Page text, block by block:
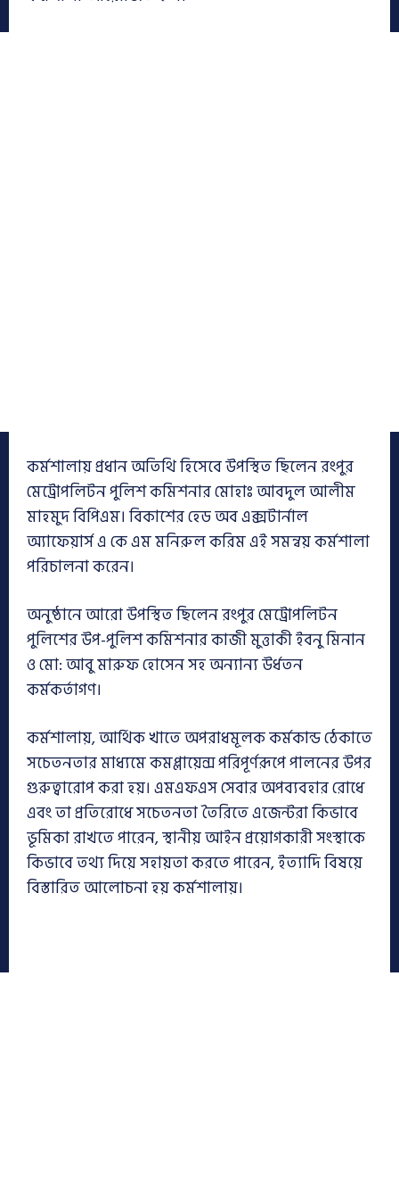
কর্মশালায় প্রধান অতিথি হিসেবে উপস্থিত ছিলেন রংপুর
মেট্রোপলিটন পুলিশ কমিশনার মোহাঃ আবদুল আলীম
মাহমুদ বিপিএম। বিকাশের হেড অব এক্সটার্নাল
অ্যাফেয়ার্স এ কে এম মনিরুল করিম এই সমন্বয় কর্মশালা
পরিচালনা করেন।
অনুষ্ঠানে আরো উপস্থিত ছিলেন রংপুর মেট্রোপলিটন
পুলিশের উপ-পুলিশ কমিশনার কাজী মুত্তাকী ইবনু মিনান
ও মো: আবু মারুফ হোসেন সহ অন্যান্য উর্ধতন
কর্মকর্তাগণ।
কর্মশালায়, আর্থিক খাতে অপরাধমূলক কর্মকান্ড ঠেকাতে
সচেতনতার মাধ্যমে কমপ্লায়েন্স পরিপূর্ণরূপে পালনের উপর
গুরুত্বারোপ করা হয়। এমএফএস সেবার অপব্যবহার রোধে
এবং তা প্রতিরোধে সচেতনতা তৈরিতে এজেন্টরা কিভাবে
ভূমিকা রাখতে পারেন, স্থানীয় আইন প্রয়োগকারী সংস্থাকে
কিভাবে তথ্য দিয়ে সহায়তা করতে পারেন, ইত্যাদি বিষয়ে
বিস্তারিত আলোচনা হয় কর্মশালায়।